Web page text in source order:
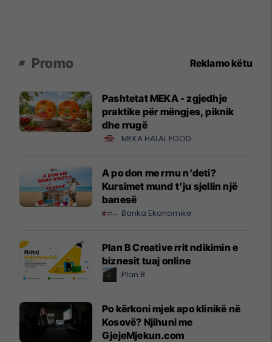
Promo Reklamo këtu
Pashtetat MEKA - zgjedhje
praktike për mëngjes, piknik
dhe rrugë
MEKA HALAL FOOD
A po don me rrnu n’deti?
Kursimet mund t’ju sjellin një
banesë
Banka Ekonomike
Plan B Creative rrit ndikimin e
biznesit tuaj online
Plan B
Po kërkoni mjek apo klinikë në
Kosovë? Njihuni me
GjejeMjekun.com